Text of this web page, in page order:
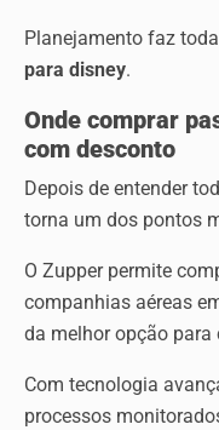
Planejamento faz
para disney.
Onde comprar
com desconto
Depois de entender
torna um dos pontos
O Zupper permite
companhias aéreas
da melhor opção para
Com tecnologia
processos